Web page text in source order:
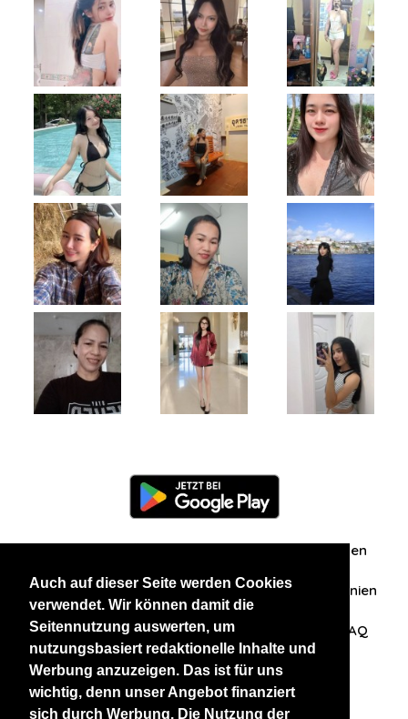
Auch auf dieser Seite werden Cookies
verwendet. Wir können damit die
Seitennutzung auswerten, um
nutzungsbasiert redaktionelle Inhalte und
Werbung anzuzeigen. Das ist für uns
wichtig, denn unser Angebot finanziert
sich durch Werbung. Die Nutzung der
Zuschriften/Erfahrungen
Datenschutzerklärung AGB Datenschutzrichtlinien
Nehmen Sie Kontakt mit uns auf FAQ
Unsere anderen Websites